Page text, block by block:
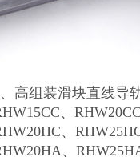
高组装滑块直线导
、
、
、